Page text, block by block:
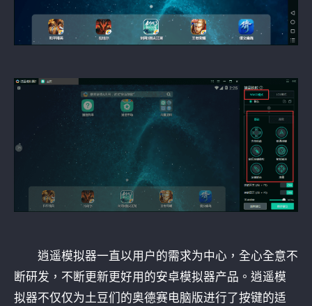
逍遥模拟器一直以用户的需求为中心，全心全意不
断研发，不断更新更好用的安卓模拟器产品。逍遥模
拟器不仅仅为土豆们的奥德赛电脑版进行了按键的适